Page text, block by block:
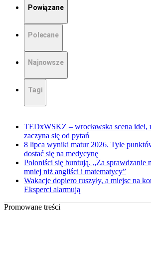
Powiązane
Polecane
Najnowsze
Tagi
TEDxWSKZ – wrocławska scena idei,
zaczyna się od pytań
8 lipca wyniki matur 2026. Tyle
dostać się na medycynę
Poloniści się buntują. „Za sprawdzanie
mniej niż angliści i matematycy”
Wakacje dopiero ruszyły, a miejsc na
Eksperci alarmują
Promowane treści